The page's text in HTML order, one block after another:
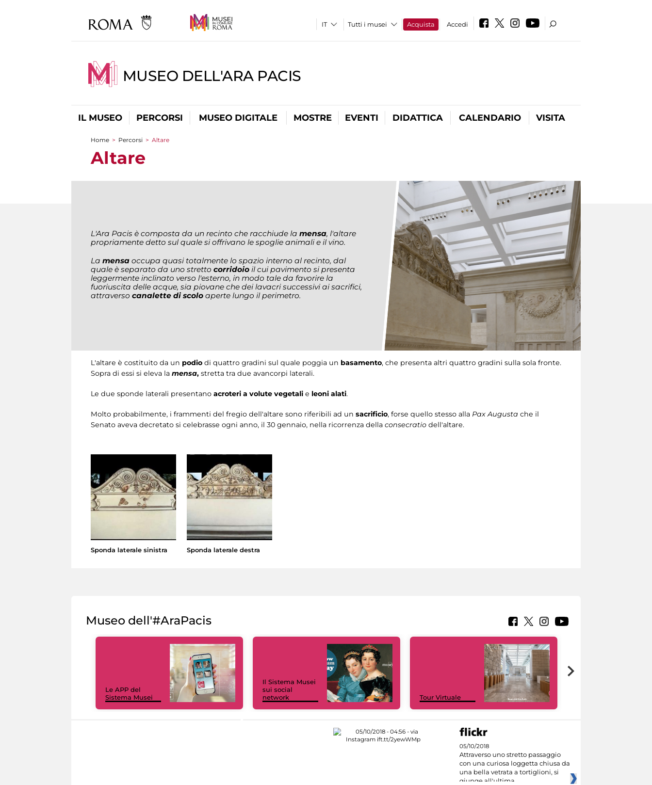
Tutti i musei Acquista Accedi
MUSEO DELL'ARA PACIS
IL MUSEO PERCORSI MUSEO DIGITALE MOSTRE EVENTI DIDATTICA CALENDARIO VISITA
Tu sei qui
Home > Percorsi > Altare
Altare
L'Ara Pacis è composta da un recinto che racchiude la mensa, l'altare
propriamente detto sul quale si offrivano le spoglie animali e il vino.
La mensa occupa quasi totalmente lo spazio interno al recinto, dal
quale è separato da uno stretto corridoio il cui pavimento si presenta
leggermente inclinato verso l'esterno, in modo tale da favorire la
fuoriuscita delle acque, sia piovane che dei lavacri successivi ai sacrifici,
attraverso canalette di scolo aperte lungo il perimetro.
L'altare è costituito da un podio di quattro gradini sul quale poggia un basamento, che presenta altri quattro gradini sulla sola fronte.
Sopra di essi si eleva la mensa, stretta tra due avancorpi laterali.
Le due sponde laterali presentano acroteri a volute vegetali e leoni alati.
Molto probabilmente, i frammenti del fregio dell'altare sono riferibili ad un sacrificio, forse quello stesso alla Pax Augusta che il
Senato aveva decretato si celebrasse ogni anno, il 30 gennaio, nella ricorrenza della consecratio dell'altare.
Sponda laterale sinistra Sponda laterale destra
Museo dell'#AraPacis
Le APP del
Sistema Musei
Il Sistema Musei
sui social
network
Tour Virtuale
05/10/2018
Attraverso uno stretto passaggio
con una curiosa loggetta chiusa da
una bella vetrata a tortiglioni, si
giunge all'ultima